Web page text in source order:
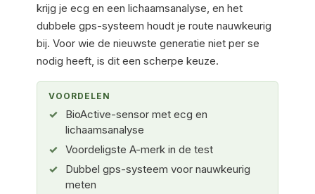
krijg je ecg en een lichaamsanalyse, en het
dubbele gps-systeem houdt je route nauwkeurig
bij. Voor wie de nieuwste generatie niet per se
nodig heeft, is dit een scherpe keuze.
VOORDELEN
BioActive-sensor met ecg en
lichaamsanalyse
Voordeligste A-merk in de test
Dubbel gps-systeem voor nauwkeurig
meten